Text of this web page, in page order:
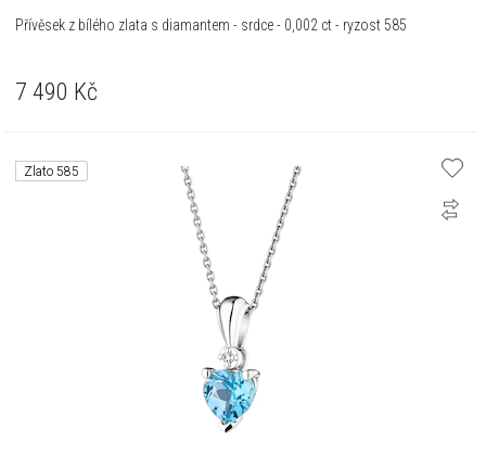
Přívěsek z bílého zlata s diamantem - srdce - 0,002 ct - ryzost 585
7 490 Kč
Zlato 585